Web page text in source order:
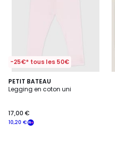
-25€* tous les 50€
PETIT BATEAU
Legging en coton uni
10,20 €
17,00 €